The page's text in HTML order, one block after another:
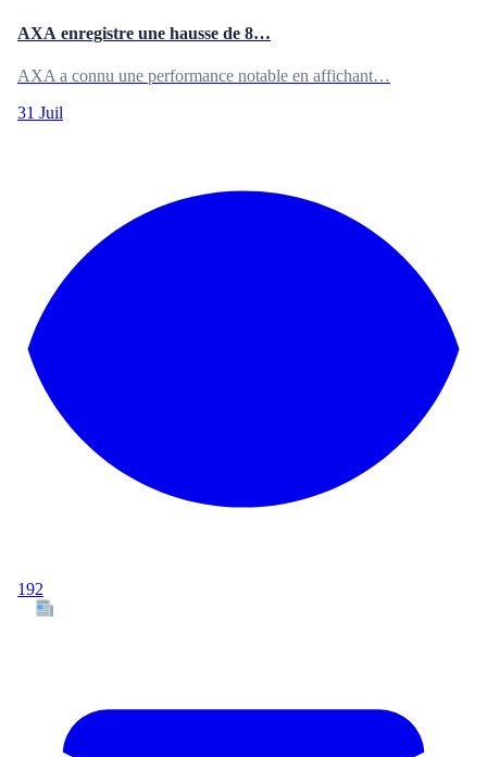
AXA enregistre une hausse de 8…
AXA a connu une performance notable en affichant…
31 Juil
192